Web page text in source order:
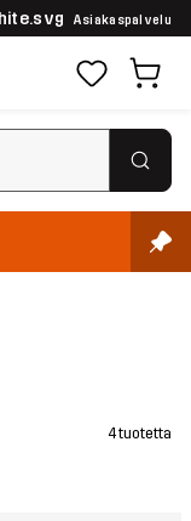
Asiakaspalvelu
4 tuotetta